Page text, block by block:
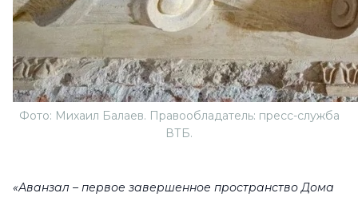
Фото: Михаил Балаев. Правообладатель: пресс-служба
ВТБ.
«Аванзал – первое завершенное пространство Дома